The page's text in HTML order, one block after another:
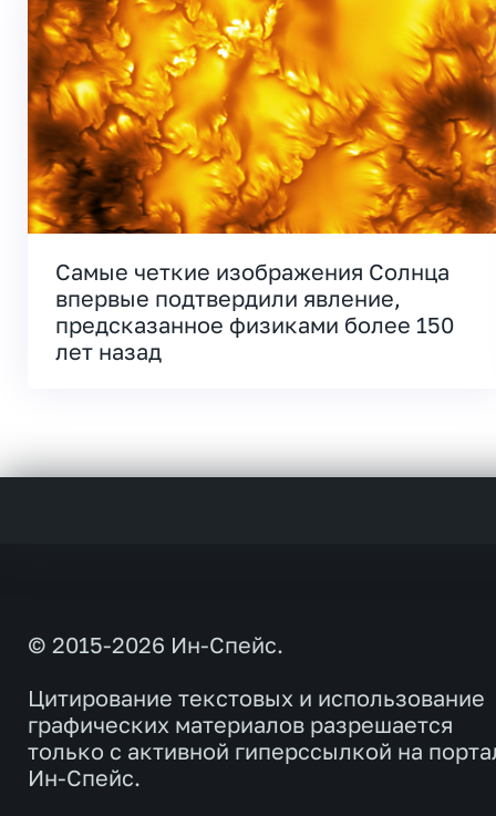
Самые четкие изображения Солнца
впервые подтвердили явление,
предсказанное физиками более 150
лет назад
© 2015-2026 Ин-Спейс.
Цитирование текстовых и использование
графических материалов разрешается
только с активной гиперссылкой на
Ин-Спейс.